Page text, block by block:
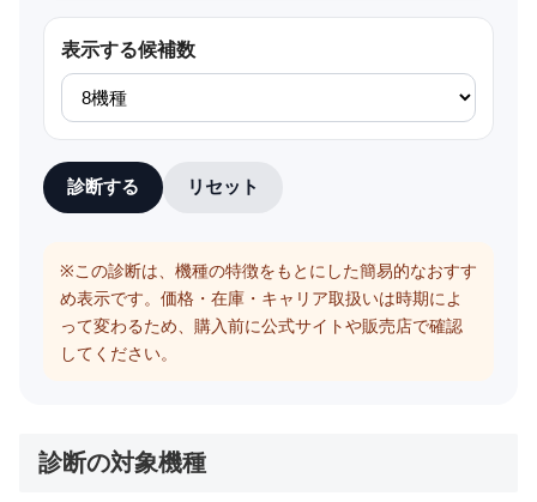
表示する候補数
診断する リセット
※この診断は、機種の特徴をもとにした簡易的なおすす
め表示です。価格・在庫・キャリア取扱いは時期によ
って変わるため、購入前に公式サイトや販売店で確認
してください。
診断の対象機種